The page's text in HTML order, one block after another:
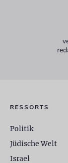
RESSORTS
Politik
Jüdische Welt
Israel